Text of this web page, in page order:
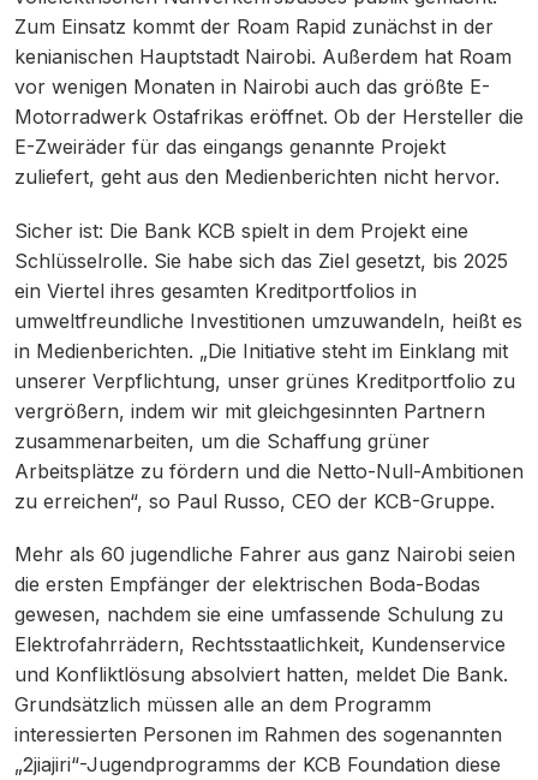
Zum Einsatz kommt der Roam Rapid zunächst in der
kenianischen Hauptstadt Nairobi. Außerdem hat Roam
vor wenigen Monaten in Nairobi auch das größte E-
Motorradwerk Ostafrikas eröffnet. Ob der Hersteller die
E-Zweiräder für das eingangs genannte Projekt
zuliefert, geht aus den Medienberichten nicht hervor.
Sicher ist: Die Bank KCB spielt in dem Projekt eine
Schlüsselrolle. Sie habe sich das Ziel gesetzt, bis 2025
ein Viertel ihres gesamten Kreditportfolios in
umweltfreundliche Investitionen umzuwandeln, heißt es
in Medienberichten. „Die Initiative steht im Einklang mit
unserer Verpflichtung, unser grünes Kreditportfolio zu
vergrößern, indem wir mit gleichgesinnten Partnern
zusammenarbeiten, um die Schaffung grüner
Arbeitsplätze zu fördern und die Netto-Null-Ambitionen
zu erreichen“, so Paul Russo, CEO der KCB-Gruppe.
Mehr als 60 jugendliche Fahrer aus ganz Nairobi seien
die ersten Empfänger der elektrischen Boda-Bodas
gewesen, nachdem sie eine umfassende Schulung zu
Elektrofahrrädern, Rechtsstaatlichkeit, Kundenservice
und Konfliktlösung absolviert hatten, meldet Die Bank.
Grundsätzlich müssen alle an dem Programm
interessierten Personen im Rahmen des sogenannten
„2jiajiri“-Jugendprogramms der KCB Foundation diese